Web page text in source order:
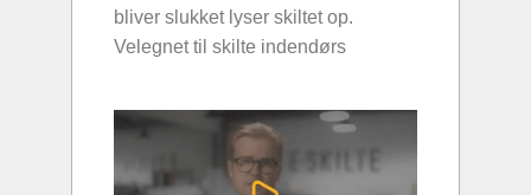
bliver slukket lyser skiltet op.
Velegnet til skilte indendørs